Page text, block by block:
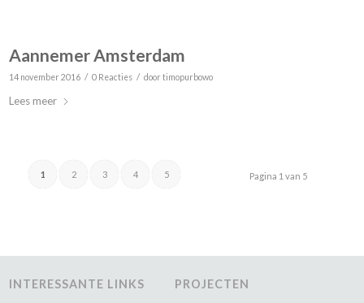
Aannemer Amsterdam
14 november 2016 / 0 Reacties / doortimopurbowo
Lees meer
Pagina 1 van 5
1 2 3 4 5
INTERESSANTE LINKS PROJECTEN